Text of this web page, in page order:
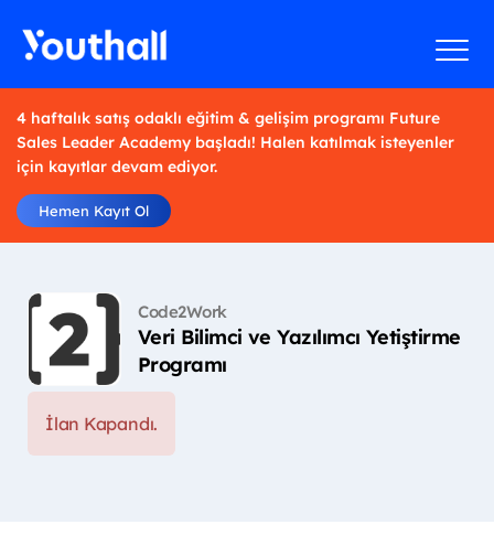
4 haftalık satış odaklı eğitim & gelişim programı Future
Sales Leader Academy başladı! Halen katılmak isteyenler
için kayıtlar devam ediyor.
Hemen Kayıt Ol
Code2Work
Veri Bilimci ve Yazılımcı Yetiştirme
Programı
İlan Kapandı.